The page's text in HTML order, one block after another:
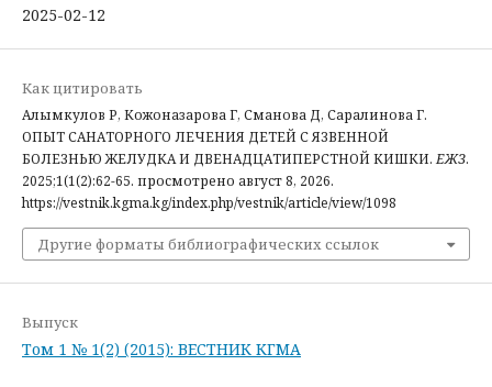
2025-02-12
Как цитировать
Алымкулов Р, Кожоназарова Г, Сманова Д, Саралинова Г.
ОПЫТ САНАТОРНОГО ЛЕЧЕНИЯ ДЕТЕЙ С ЯЗВЕННОЙ
БОЛЕЗНЬЮ ЖЕЛУДКА И ДВЕНАДЦАТИПЕРСТНОЙ КИШКИ. ЕЖЗ.
2025;1(1(2):62-65. просмотрено август 8, 2026.
https://vestnik.kgma.kg/index.php/vestnik/article/view/1098
Другие форматы библиографических ссылок
Выпуск
Том 1 № 1(2) (2015): ВЕСТНИК КГМА